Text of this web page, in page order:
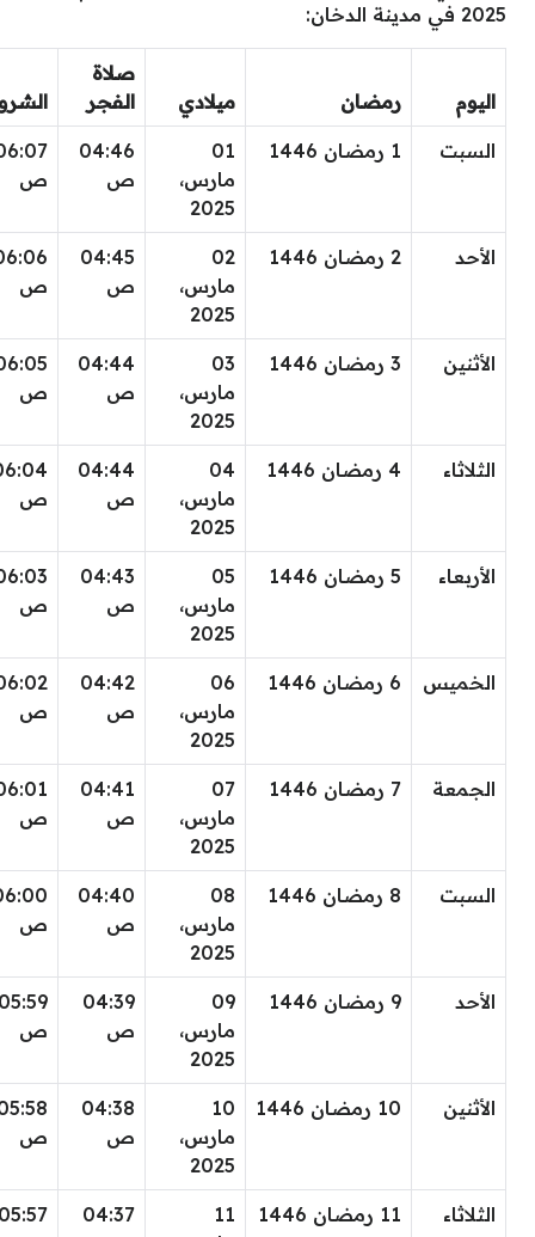
2025 في مدينة الدخان:
اليوم رمضان ميلادي
صلاة
الفجر
السبت 1 رمضان 1446
01
مارس،
2025
04:46
ص
ص
الأحد 2 رمضان 1446
02
مارس،
2025
04:45
ص
ص
الأثنين 3 رمضان 1446
03
مارس،
2025
04:44
ص
ص
الثلاثاء 4 رمضان 1446
04
مارس،
2025
04:44
ص
ص
الأربعاء 5 رمضان 1446
05
مارس،
2025
04:43
ص
ص
الخميس 6 رمضان 1446
06
مارس،
2025
04:42
ص
ص
الجمعة 7 رمضان 1446
07
مارس،
2025
04:41
ص
ص
السبت 8 رمضان 1446
08
مارس،
2025
04:40
ص
ص
الأحد 9 رمضان 1446
09
مارس،
2025
04:39
ص
ص
الأثنين 10 رمضان 1446
10
مارس،
2025
04:38
ص
ص
الثلاثاء 11 رمضان 1446
11
04:37